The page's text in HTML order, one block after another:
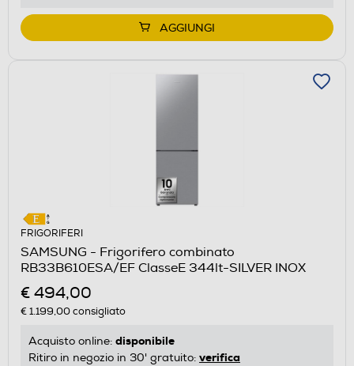
AGGIUNGI
FRIGORIFERI
SAMSUNG - Frigorifero combinato
RB33B610ESA/EF ClasseE 344lt-SILVER INOX
€ 494,00
€ 1.199,00consigliato
Acquisto online: disponibile
Ritiro in negozio in 30' gratuito: verifica